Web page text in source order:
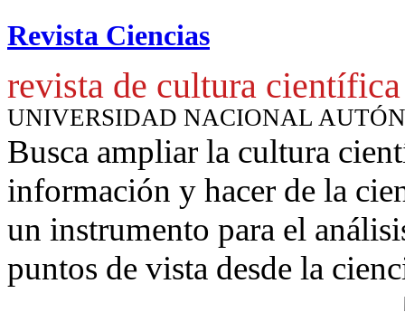
Revista Ciencias
revista de cultura científica
UNIVERSIDAD NACIONAL
Busca ampliar la cultura
información y hacer de la
un instrumento para el
puntos de vista desde la